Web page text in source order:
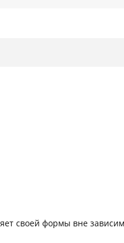
своей формы вне